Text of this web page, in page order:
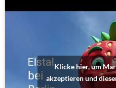
Klicke hier, um
akzeptieren und